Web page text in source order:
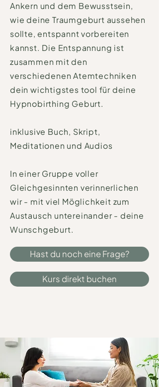
Ankern und dem Bewusstsein,
wie deine Traumgeburt aussehen
sollte, entspannt vorbereiten
kannst. Die Entspannung ist
zusammen mit den
verschiedenen Atemtechniken
dein wichtigstes tool für deine
Hypnobirthing Geburt.
inklusive Buch, Skript,
Meditationen und Audios
In einer Gruppe voller
Gleichgesinnten verinnerlichen
wir - mit viel Möglichkeit zum
Austausch untereinander - deine
Wunschgeburt.
Hast du noch eine Frage?
Kurs direkt buchen